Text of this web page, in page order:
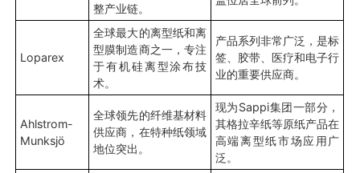
整产业链。
Loparex
全球最大的离型纸和离
型膜制造商之一，专注
于有机硅离型涂布技
术。
产品系列非常广泛，是标
签、胶带、医疗和电子行
业的重要供应商。
Ahlstrom-
Munksjö
全球领先的纤维基材料
供应商，在特种纸领域
地位突出。
现为Sappi集团一部分，
其格拉辛纸等原纸产品在
高端离型纸市场应用广
泛。